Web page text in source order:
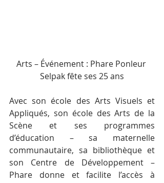
Arts – Événement : Phare Ponleur
Selpak fête ses 25 ans
Avec son école des Arts Visuels et
Appliqués, son école des Arts de la
Scène et ses programmes
d’éducation – sa maternelle
communautaire, sa bibliothèque et
son Centre de Développement –
Phare donne et facilite l’accès à